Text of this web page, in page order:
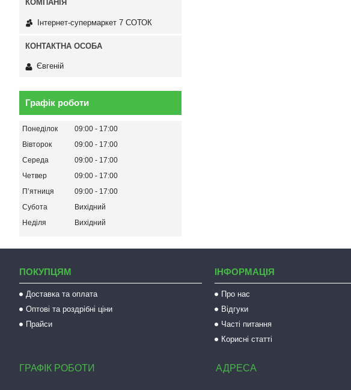
Інтернет-супермаркет 7 СОТОК
Євгеній
Графік роботи
Понеділок 09:00
17:00
Вівторок
09:00
17:00
Середа
09:00
17:00
Четвер
09:00
17:00
Пʼятниця
09:00
17:00
Субота
Вихідний
Неділя
Вихідний
ПОКУПЦЯМ
Доставка та оплата
Оптові та роздрібні ціни
Прайси
ІНФОРМАЦІЯ
Про нас
Відгуки
Часті питання
Корисні статті
ГРАФІК РОБОТИ